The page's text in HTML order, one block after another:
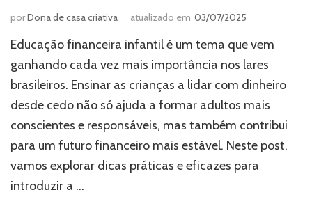
porDona de casa criativa atualizado em 03/07/2025
Educação financeira infantil é um tema que vem
ganhando cada vez mais importância nos lares
brasileiros. Ensinar as crianças a lidar com dinheiro
desde cedo não só ajuda a formar adultos mais
conscientes e responsáveis, mas também contribui
para um futuro financeiro mais estável. Neste post,
vamos explorar dicas práticas e eficazes para
introduzir a …